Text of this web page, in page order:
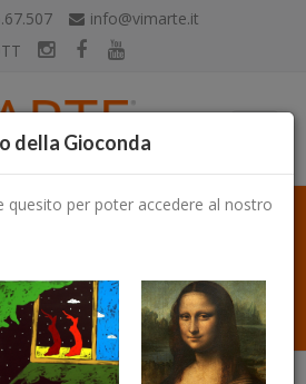
info@vimarte.it
della Gioconda
quesito per poter accedere al nostro